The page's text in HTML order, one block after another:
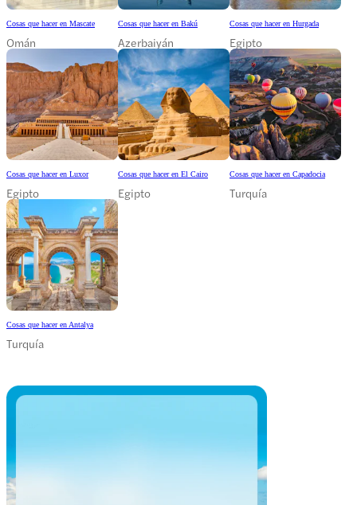
Cosas que hacer en Mascate
Omán
Cosas que hacer en Bakú
Azerbaiyán
Cosas que hacer en Hurgada
Egipto
Cosas que hacer en Luxor
Egipto
Cosas que hacer en El Cairo
Egipto
Cosas que hacer en Capadocia
Turquía
Cosas que hacer en Antalya
Turquía